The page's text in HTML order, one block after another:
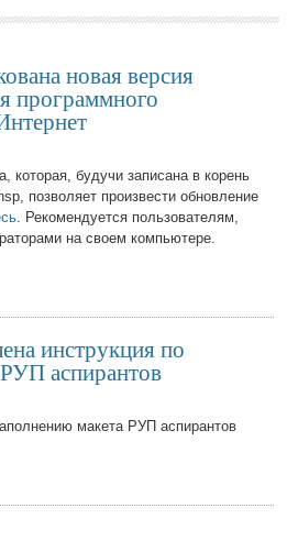
новая версия
программного
которая, будучи записана в корень
позволяет произвести обновление
. Рекомендуется пользователям,
на своем компьютере.
инструкция по
аспирантов
макета РУП аспирантов